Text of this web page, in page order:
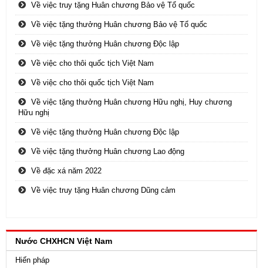
Về việc truy tặng Huân chương Bảo vệ Tổ quốc
Về việc tặng thưởng Huân chương Bảo vệ Tổ quốc
Về việc tặng thưởng Huân chương Độc lập
Về việc cho thôi quốc tịch Việt Nam
Về việc cho thôi quốc tịch Việt Nam
Về việc tặng thưởng Huân chương Hữu nghị, Huy chương
Hữu nghị
Về việc tặng thưởng Huân chương Độc lập
Về việc tặng thưởng Huân chương Lao động
Về đặc xá năm 2022
Về việc truy tặng Huân chương Dũng cảm
Nước CHXHCN Việt Nam
Hiến pháp